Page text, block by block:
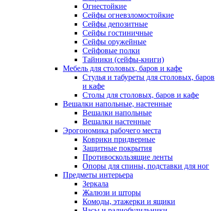
Огнестойкие
Сейфы огневзломостойкие
Сейфы депозитные
Сейфы гостиничные
Сейфы оружейные
Сейфовые полки
Тайники (сейфы-книги)
Мебель для столовых, баров и кафе
Стулья и табуреты для столовых, баров
и кафе
Столы для столовых, баров и кафе
Вешалки напольные, настенные
Вешалки напольные
Вешалки настенные
Эрогономика рабочего места
Коврики придверные
Защитные покрытия
Противоскользящие ленты
Опоры для спины, подставки для ног
Предметы интерьера
Зеркала
Жалюзи и шторы
Комоды, этажерки и ящики